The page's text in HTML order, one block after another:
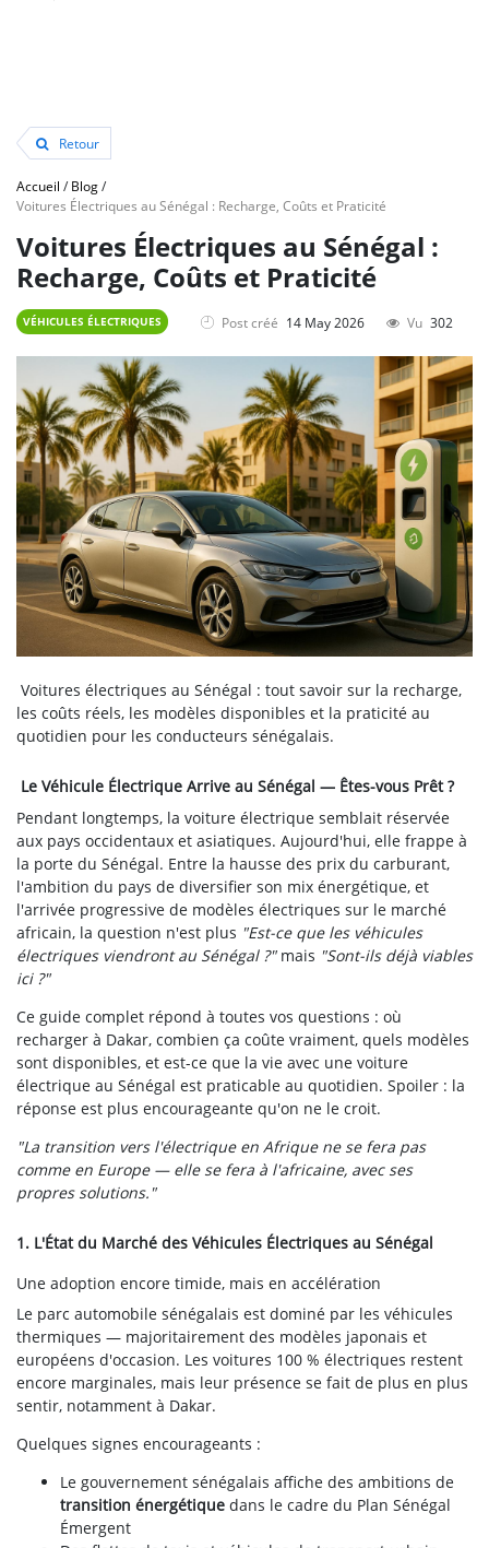
Retour
Accueil /Blog/
Voitures Électriques au Sénégal : Recharge, Coûts et Praticité
Voitures Électriques au Sénégal :
Recharge, Coûts et Praticité
VÉHICULES ÉLECTRIQUES Post créé 14 May 2026 Vu 302
Voitures électriques au Sénégal : tout savoir sur la recharge,
les coûts réels, les modèles disponibles et la praticité au
quotidien pour les conducteurs sénégalais.
Le Véhicule Électrique Arrive au Sénégal — Êtes-vous Prêt ?
Pendant longtemps, la voiture électrique semblait réservée
aux pays occidentaux et asiatiques. Aujourd'hui, elle frappe à
la porte du Sénégal. Entre la hausse des prix du carburant,
l'ambition du pays de diversifier son mix énergétique, et
l'arrivée progressive de modèles électriques sur le marché
africain, la question n'est plus "Est-ce que les véhicules
électriques viendront au Sénégal ?"mais "Sont-ils déjà viables
ici ?"
Ce guide complet répond à toutes vos questions : où
recharger à Dakar, combien ça coûte vraiment, quels modèles
sont disponibles, et est-ce que la vie avec une voiture
électrique au Sénégal est praticable au quotidien. Spoiler : la
réponse est plus encourageante qu'on ne le croit.
"La transition vers l'électrique en Afrique ne se fera pas
comme en Europe — elle se fera à l'africaine, avec ses
propres solutions."
1. L'État du Marché des Véhicules Électriques au Sénégal
Une adoption encore timide, mais en accélération
Le parc automobile sénégalais est dominé par les véhicules
thermiques — majoritairement des modèles japonais et
européens d'occasion. Les voitures 100 % électriques restent
encore marginales, mais leur présence se fait de plus en plus
sentir, notamment à Dakar.
Quelques signes encourageants :
Le gouvernement sénégalais affiche des ambitions de
transition énergétique dans le cadre du Plan Sénégal
Émergent